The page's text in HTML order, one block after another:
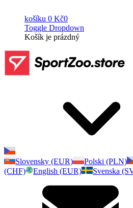
košíku 0 Kč0
Toggle Dropdown
Košík je prázdný
Slovensky (EUR)
Polski (PLN)
(CHF)
English (EUR) Svenska